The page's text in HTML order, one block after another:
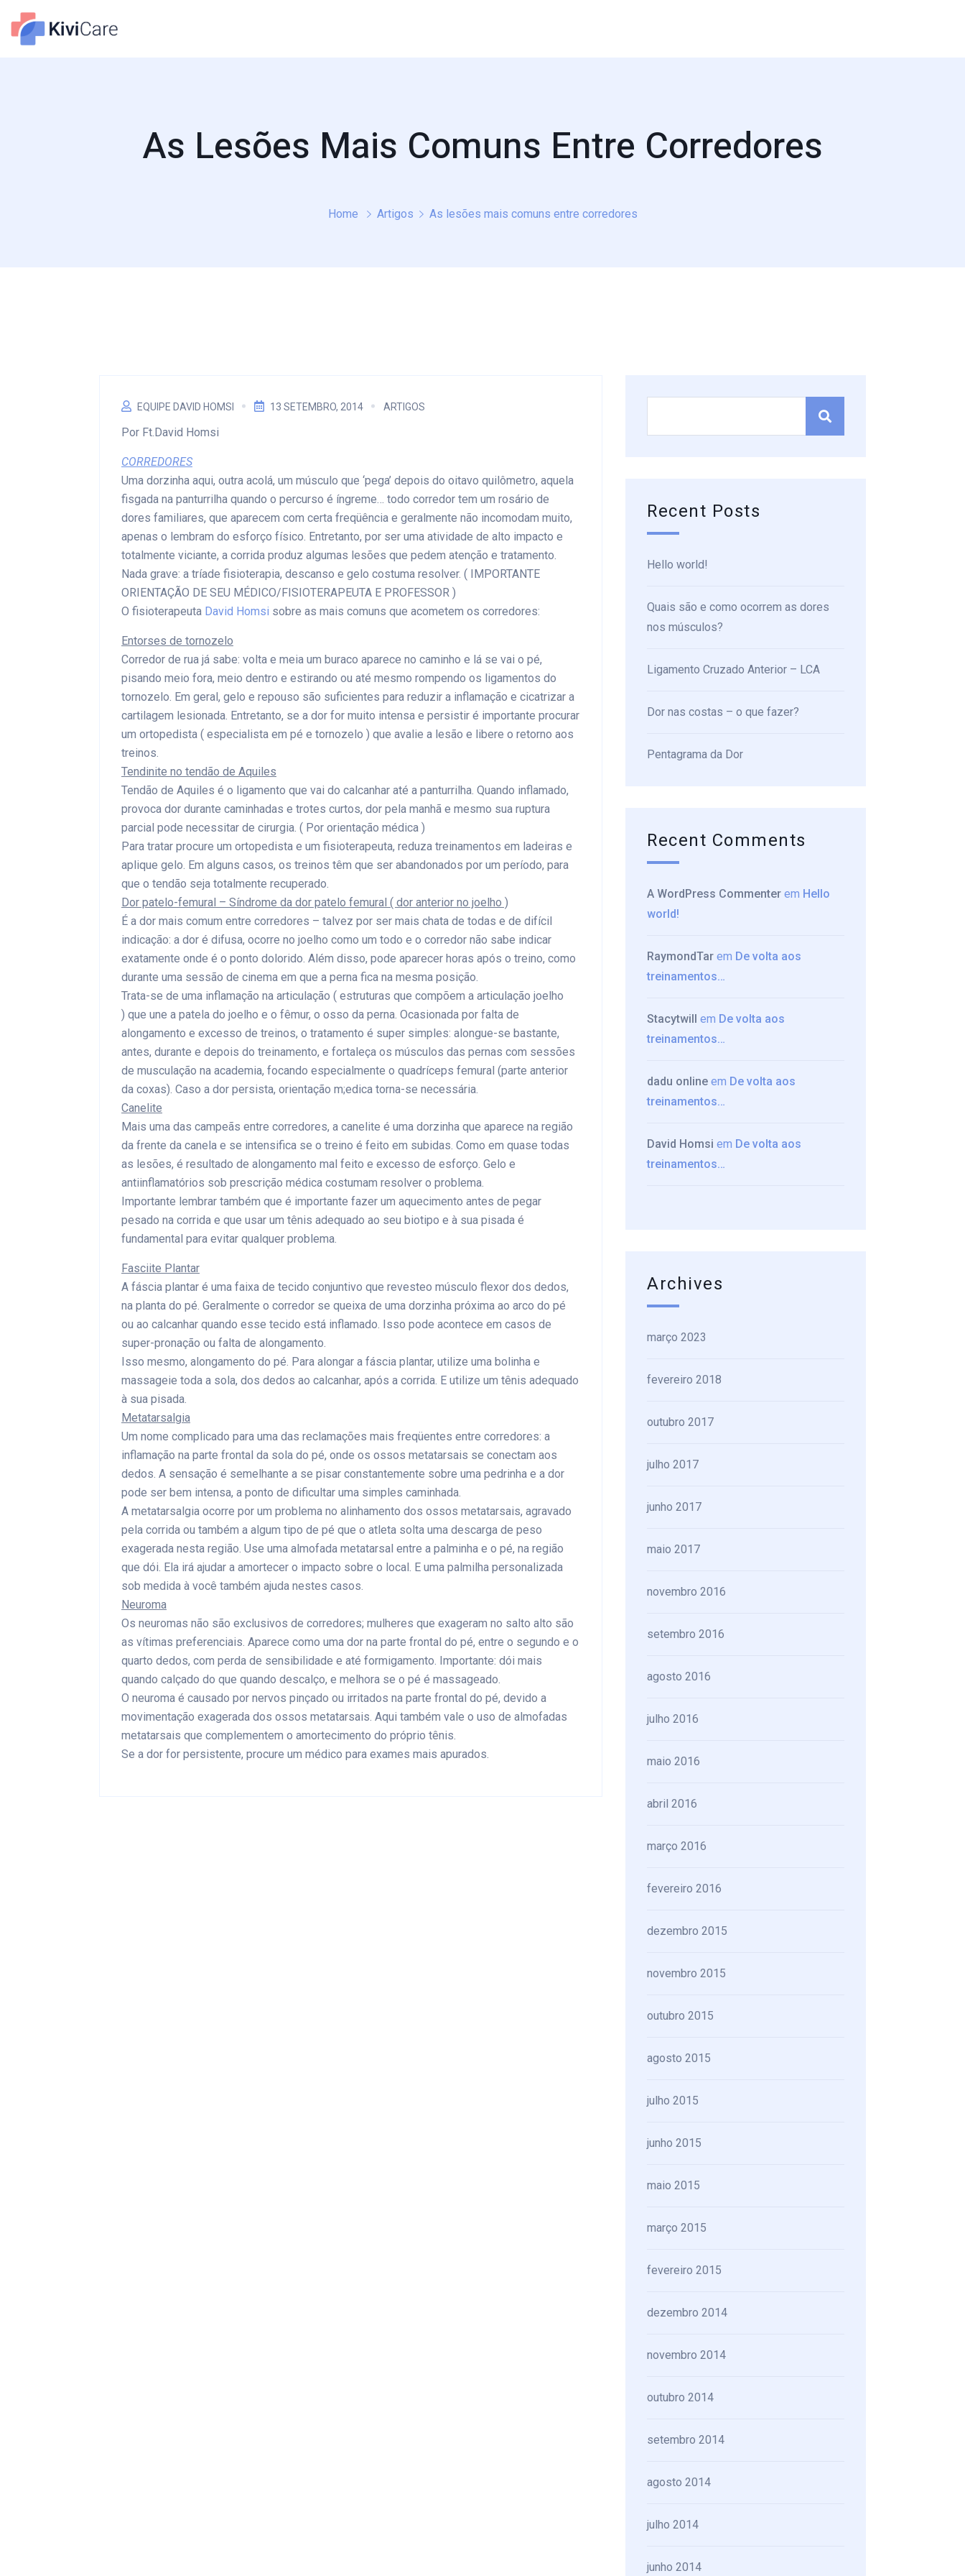
As Lesões Mais Comuns Entre Corredores
Home Artigos As lesões mais comuns entre corredores
EQUIPE DAVID HOMSI 13 SETEMBRO, 2014 ARTIGOS
Por Ft.David Homsi
CORREDORES
Uma dorzinha aqui, outra acolá, um músculo que ‘pega’ depois do oitavo quilômetro, aquela
fisgada na panturrilha quando o percurso é íngreme… todo corredor tem um rosário de
dores familiares, que aparecem com certa freqüência e geralmente não incomodam muito,
apenas o lembram do esforço físico. Entretanto, por ser uma atividade de alto impacto e
totalmente viciante, a corrida produz algumas lesões que pedem atenção e tratamento.
Nada grave: a tríade fisioterapia, descanso e gelo costuma resolver. ( IMPORTANTE
ORIENTAÇÃO DE SEU MÉDICO/FISIOTERAPEUTA E PROFESSOR )
O fisioterapeuta David Homsi sobre as mais comuns que acometem os corredores:
Entorses de tornozelo
Corredor de rua já sabe: volta e meia um buraco aparece no caminho e lá se vai o pé,
pisando meio fora, meio dentro e estirando ou até mesmo rompendo os ligamentos do
tornozelo. Em geral, gelo e repouso são suficientes para reduzir a inflamação e cicatrizar a
cartilagem lesionada. Entretanto, se a dor for muito intensa e persistir é importante procurar
um ortopedista ( especialista em pé e tornozelo ) que avalie a lesão e libere o retorno aos
treinos.
Tendinite no tendão de Aquiles
Tendão de Aquiles é o ligamento que vai do calcanhar até a panturrilha. Quando inflamado,
provoca dor durante caminhadas e trotes curtos, dor pela manhã e mesmo sua ruptura
parcial pode necessitar de cirurgia. ( Por orientação médica )
Para tratar procure um ortopedista e um fisioterapeuta, reduza treinamentos em ladeiras e
aplique gelo. Em alguns casos, os treinos têm que ser abandonados por um período, para
que o tendão seja totalmente recuperado.
Dor patelo-femural – Síndrome da dor patelo femural ( dor anterior no joelho )
É a dor mais comum entre corredores – talvez por ser mais chata de todas e de difícil
indicação: a dor é difusa, ocorre no joelho como um todo e o corredor não sabe indicar
exatamente onde é o ponto dolorido. Além disso, pode aparecer horas após o treino, como
durante uma sessão de cinema em que a perna fica na mesma posição.
Trata-se de uma inflamação na articulação ( estruturas que compõem a articulação joelho
) que une a patela do joelho e o fêmur, o osso da perna. Ocasionada por falta de
alongamento e excesso de treinos, o tratamento é super simples: alongue-se bastante,
antes, durante e depois do treinamento, e fortaleça os músculos das pernas com sessões
de musculação na academia, focando especialmente o quadríceps femural (parte anterior
da coxas). Caso a dor persista, orientação m;edica torna-se necessária.
Canelite
Mais uma das campeãs entre corredores, a canelite é uma dorzinha que aparece na região
da frente da canela e se intensifica se o treino é feito em subidas. Como em quase todas
as lesões, é resultado de alongamento mal feito e excesso de esforço. Gelo e
antiinflamatórios sob prescrição médica costumam resolver o problema.
Importante lembrar também que é importante fazer um aquecimento antes de pegar
pesado na corrida e que usar um tênis adequado ao seu biotipo e à sua pisada é
fundamental para evitar qualquer problema.
Fasciite Plantar
A fáscia plantar é uma faixa de tecido conjuntivo que revesteo músculo flexor dos dedos,
na planta do pé. Geralmente o corredor se queixa de uma dorzinha próxima ao arco do pé
ou ao calcanhar quando esse tecido está inflamado. Isso pode acontece em casos de
super-pronação ou falta de alongamento.
Isso mesmo, alongamento do pé. Para alongar a fáscia plantar, utilize uma bolinha e
massageie toda a sola, dos dedos ao calcanhar, após a corrida. E utilize um tênis adequado
à sua pisada.
Metatarsalgia
Um nome complicado para uma das reclamações mais freqüentes entre corredores: a
inflamação na parte frontal da sola do pé, onde os ossos metatarsais se conectam aos
dedos. A sensação é semelhante a se pisar constantemente sobre uma pedrinha e a dor
pode ser bem intensa, a ponto de dificultar uma simples caminhada.
A metatarsalgia ocorre por um problema no alinhamento dos ossos metatarsais, agravado
pela corrida ou também a algum tipo de pé que o atleta solta uma descarga de peso
exagerada nesta região. Use uma almofada metatarsal entre a palminha e o pé, na região
que dói. Ela irá ajudar a amortecer o impacto sobre o local. E uma palmilha personalizada
sob medida à você também ajuda nestes casos.
Neuroma
Os neuromas não são exclusivos de corredores; mulheres que exageram no salto alto são
as vítimas preferenciais. Aparece como uma dor na parte frontal do pé, entre o segundo e o
quarto dedos, com perda de sensibilidade e até formigamento. Importante: dói mais
quando calçado do que quando descalço, e melhora se o pé é massageado.
O neuroma é causado por nervos pinçado ou irritados na parte frontal do pé, devido a
movimentação exagerada dos ossos metatarsais. Aqui também vale o uso de almofadas
metatarsais que complementem o amortecimento do próprio tênis.
Se a dor for persistente, procure um médico para exames mais apurados.
Recent Posts
Hello world!
Quais são e como ocorrem as dores
nos músculos?
Ligamento Cruzado Anterior – LCA
Dor nas costas – o que fazer?
Pentagrama da Dor
Recent Comments
A WordPress Commenter em Hello
world!
RaymondTar em De volta aos
treinamentos…
Stacytwill em De volta aos
treinamentos…
dadu online em De volta aos
treinamentos…
David Homsi em De volta aos
treinamentos…
Archives
março 2023
fevereiro 2018
outubro 2017
julho 2017
junho 2017
maio 2017
novembro 2016
setembro 2016
agosto 2016
julho 2016
maio 2016
abril 2016
março 2016
fevereiro 2016
dezembro 2015
novembro 2015
outubro 2015
agosto 2015
julho 2015
junho 2015
maio 2015
março 2015
fevereiro 2015
dezembro 2014
novembro 2014
outubro 2014
setembro 2014
agosto 2014
julho 2014
junho 2014